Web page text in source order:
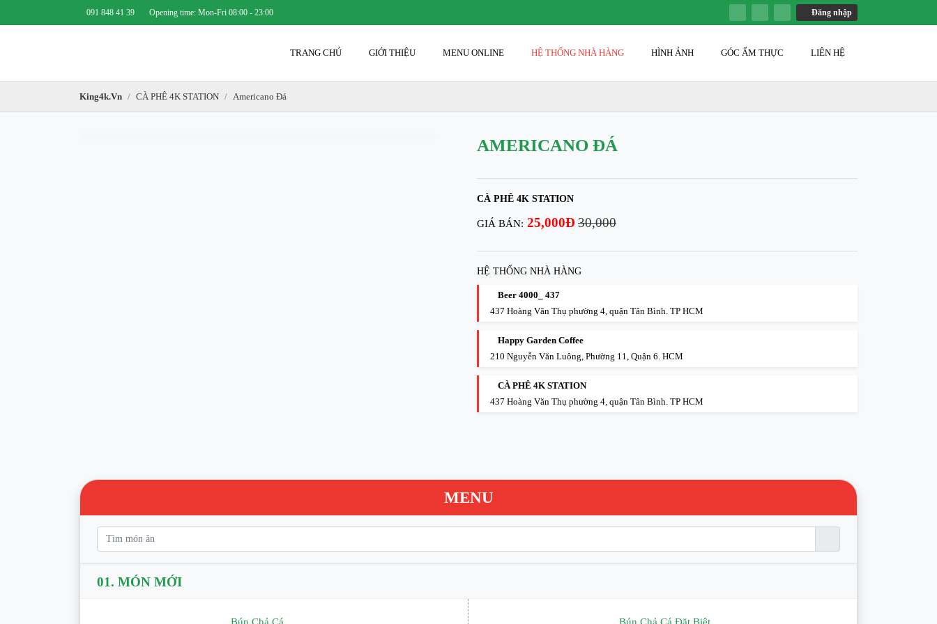
091 848 41 39 Opening time: Mon-Fri 08:00 - 23:00 Đăng nhập
TRANG CHỦ GIỚI THIỆU MENU ONLINE HỆ THỐNG NHÀ HÀNG HÌNH ẢNH GÓC ẨM THỰC LIÊN HỆ
King4k.vn CÀ PHÊ 4K STATION Americano Đá
AMERICANO ĐÁ
CÀ PHÊ 4K STATION
GIÁ BÁN: 25,000Đ 30,000
HỆ THỐNG NHÀ HÀNG
Beer 4000_ 437
437 Hoàng Văn Thụ phường 4, quận Tân Bình. TP HCM
Happy Garden Coffee
210 Nguyễn Văn Luông, Phường 11, Quận 6. HCM
CÀ PHÊ 4K STATION
437 Hoàng Văn Thụ phường 4, quận Tân Bình. TP HCM
MENU
01. MÓN MỚI